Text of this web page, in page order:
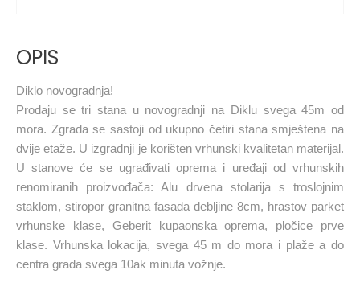
OPIS
Diklo novogradnja!
Prodaju se tri stana u novogradnji na Diklu svega 45m od
mora. Zgrada se sastoji od ukupno četiri stana smještena na
dvije etaže. U izgradnji je korišten vrhunski kvalitetan materijal.
U stanove će se ugrađivati oprema i uređaji od vrhunskih
renomiranih proizvođača: Alu drvena stolarija s troslojnim
staklom, stiropor granitna fasada debljine 8cm, hrastov parket
vrhunske klase, Geberit kupaonska oprema, pločice prve
klase. Vrhunska lokacija, svega 45 m do mora i plaže a do
centra grada svega 10ak minuta vožnje.